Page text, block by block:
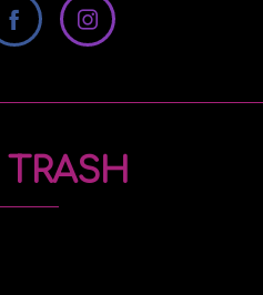
TRASH